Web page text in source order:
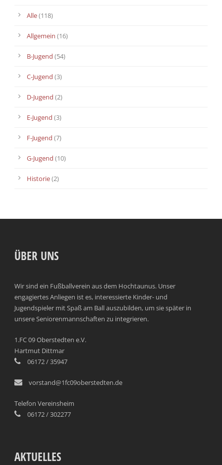
Alle(118)
Allgemein (16)
B-Jugend (54)
C-Jugend (3)
D-Jugend (2)
E-Jugend (3)
F-Jugend (7)
G-Jugend (10)
Historie(2)
ÜBER UNS
Wir sind ein Fußballverein aus dem Hochtaunus. Unser
engagiertes Anliegen ist es, interessierte Kinder- und
Jugendspieler mit Spaß am Ball auszubilden, um sie später in
unsere Seniorenmannschaften zu integrieren.
1.FC 09 Oberstedten e.V.
Hartmut Dittmar
06172 / 35947
vorstand@1fc09oberstedten.de
Telefon Vereinsheim
06172 / 302277
AKTUELLES